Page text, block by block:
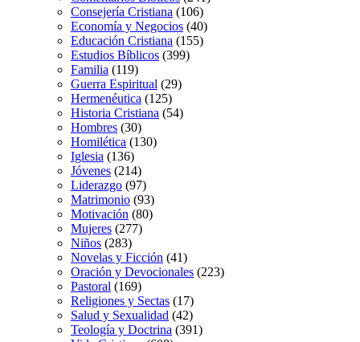
Consejería Cristiana (106)
Economía y Negocios (40)
Educación Cristiana (155)
Estudios Bíblicos (399)
Familia (119)
Guerra Espiritual (29)
Hermenéutica (125)
Historia Cristiana (54)
Hombres (30)
Homilética (130)
Iglesia (136)
Jóvenes (214)
Liderazgo (97)
Matrimonio (93)
Motivación (80)
Mujeres (277)
Niños (283)
Novelas y Ficción (41)
Oración y Devocionales (223)
Pastoral (169)
Religiones y Sectas (17)
Salud y Sexualidad (42)
Teología y Doctrina (391)